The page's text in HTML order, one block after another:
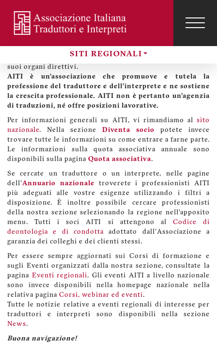
contenuto
principale
Sezioni
SITI REGIONALI
profilo
utente
Benvenuti sul sito di AITI Friuli Venezia Giulia
Sul nostro sito regionale potete trovare informazioni sulla
sezione Friuli Venezia Giulia di AITI, sulle sue attività e i
suoi organi direttivi.
AITI è un’associazione che promuove e tutela la
professione del traduttore e dell'interprete e ne sostiene
la crescita professionale. AITI non è pertanto un'agenzia
di traduzioni, né offre posizioni lavorative.
Per informazioni generali su AITI, vi rimandiamo al sito
nazionale. Nella sezione Diventa socio potete invece
trovare tutte le informazioni su come entrare a farne parte.
Le informazioni sulla quota associativa annuale sono
disponibili sulla pagina Quota associativa.
Se cercate un traduttore o un interprete, nelle pagine
dell'Annuario nazionale troverete i professionisti AITI
più adeguati alle vostre esigenze utilizzando i filtri a
disposizione. È inoltre possibile cercare professionisti
della nostra sezione selezionando la regione nell'apposito
menu. Tutti i soci AITI si attengono al Codice di
deontologia e di condotta adottato dall'Associazione a
garanzia dei colleghi e dei clienti stessi.
Per essere sempre aggiornati sui Corsi di formazione e
sugli Eventi organizzati dalla nostra sezione, consultate la
pagina Eventi regionali. Gli eventi AITI a livello nazionale
sono invece disponibili nella homepage nazionale nella
relativa pagina Corsi, webinar ed eventi.
Tutte le notizie relative a eventi regionali di interesse per
traduttori e interpreti sono disponibili nella sezione
News.
Buona navigazione!